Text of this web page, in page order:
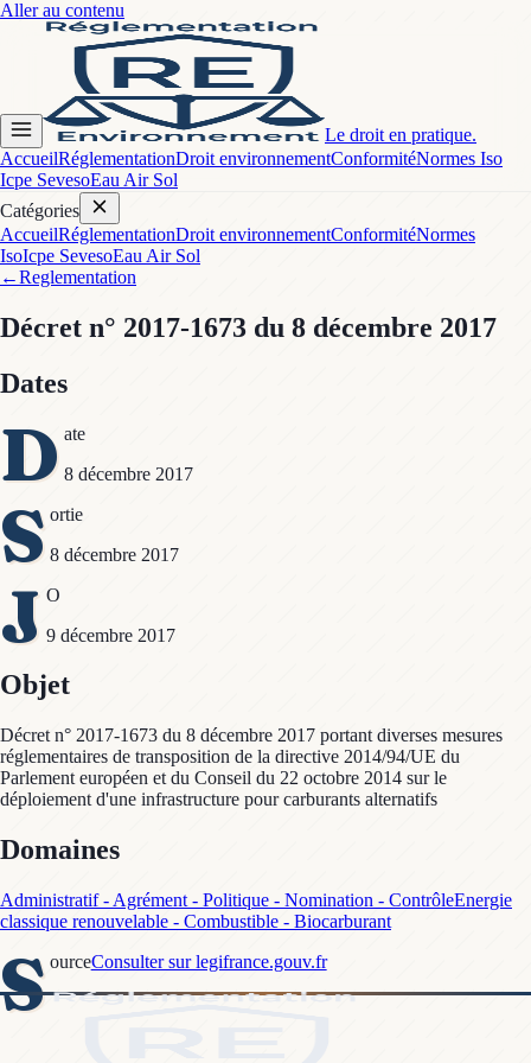
Aller au contenu
Le droit en pratique.
AccueilRéglementationDroit environnementConformitéNormes Iso
Icpe SevesoEau Air Sol
Catégories
AccueilRéglementationDroit environnementConformitéNormes
IsoIcpe SevesoEau Air Sol
←Reglementation
Décret n° 2017-1673 du 8 décembre 2017
Dates
D ate
8 décembre 2017
S ortie
8 décembre 2017
J O
9 décembre 2017
Objet
Décret n° 2017-1673 du 8 décembre 2017 portant diverses mesures
réglementaires de transposition de la directive 2014/94/UE du
Parlement européen et du Conseil du 22 octobre 2014 sur le
déploiement d'une infrastructure pour carburants alternatifs
Domaines
Administratif - Agrément - Politique - Nomination - ContrôleEnergie
classique renouvelable - Combustible - Biocarburant
S ourceConsulter sur legifrance.gouv.fr